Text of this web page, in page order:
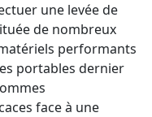
une levée de
de nombreux
performants
portables dernier
face à une